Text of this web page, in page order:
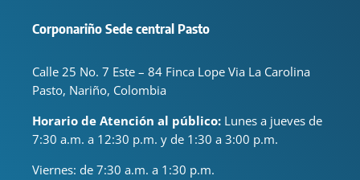
Corponariño Sede central Pasto
Calle 25 No. 7 Este – 84 Finca Lope Via La Carolina
Pasto, Nariño, Colombia
Horario de Atención al público: Lunes a jueves de
7:30 a.m. a 12:30 p.m. y de 1:30 a 3:00 p.m.
Viernes: de 7:30 a.m. a 1:30 p.m.